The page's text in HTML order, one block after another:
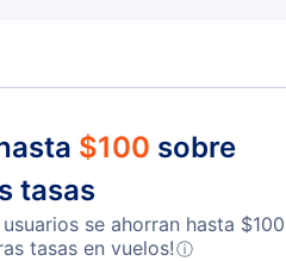
$100 sobre
tasas
usuarios se ahorran hasta $100
tasas en vuelos!ⓘ